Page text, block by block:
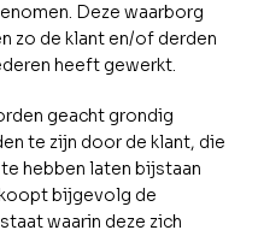
Deze waarborg
zo de klant en/of derden
heeft gewerkt.
geacht grondig
te zijn door de klant, die
hebben laten bijstaan
bijgevolg de
waarin deze zich